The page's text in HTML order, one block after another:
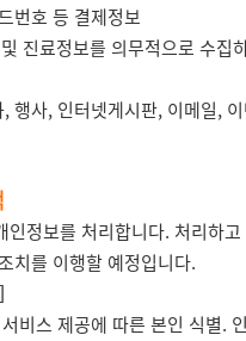
번호 등 결제정보
진료정보를 의무적으로 수집
행사, 인터넷게시판, 이메일,
정보를 처리합니다. 처리하
치를 이행할 예정입니다.
비스 제공에 따른 본인 식별.